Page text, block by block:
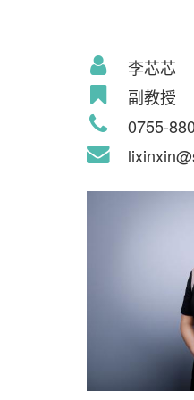
李芯芯
副教授
0755-